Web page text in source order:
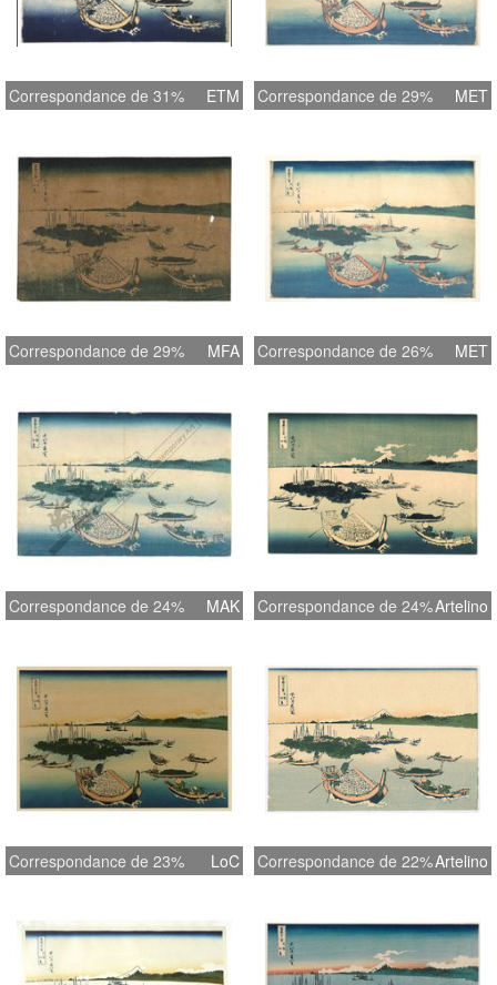
Correspondance de 31% ETM Correspondance de 29% MET
Correspondance de 29% MFA Correspondance de 26% MET
Correspondance de 24% MAK Correspondance de 24%Artelino
Correspondance de 23% LoC Correspondance de 22%Artelino